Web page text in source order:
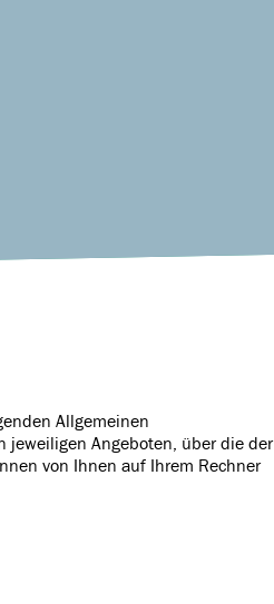
Allgemeinen
jeweiligen Angeboten, über die der
von Ihnen auf Ihrem Rechner